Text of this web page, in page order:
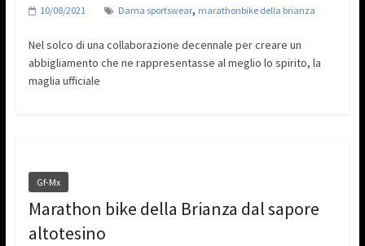
10/08/2021 Dama sportswear, marathonbike della brianza
Nel solco di una collaborazione decennale per creare un
abbigliamento che ne rappresentasse al meglio lo spirito, la
maglia ufficiale
Gf-Mx
Marathon bike della Brianza dal sapore
altotesino